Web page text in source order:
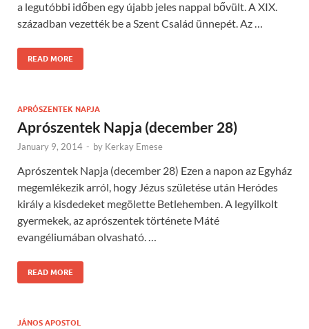
a legutóbbi időben egy újabb jeles nappal bővült. A XIX.
században vezették be a Szent Család ünnepét. Az …
READ MORE
APRÓSZENTEK NAPJA
Aprószentek Napja (december 28)
January 9, 2014 - by Kerkay Emese
Aprószentek Napja (december 28) Ezen a napon az Egyház
megemlékezik arról, hogy Jézus születése után Heródes
király a kisdedeket megölette Betlehemben. A legyilkolt
gyermekek, az aprószentek története Máté
evangéliumában olvasható. …
READ MORE
JÁNOS APOSTOL